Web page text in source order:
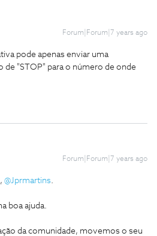
Forum|Forum|7 years ago
pode apenas enviar uma
de "STOP" para o número de onde
Forum|Forum|7 years ago
@Jprmartins.
boa ajuda.
da comunidade, movemos o seu